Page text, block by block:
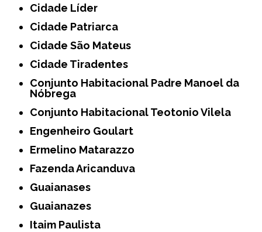
Cidade Líder
Cidade Patriarca
Cidade São Mateus
Cidade Tiradentes
Conjunto Habitacional Padre Manoel da
Nóbrega
Conjunto Habitacional Teotonio Vilela
Engenheiro Goulart
Ermelino Matarazzo
Fazenda Aricanduva
Guaianases
Guaianazes
Itaim Paulista